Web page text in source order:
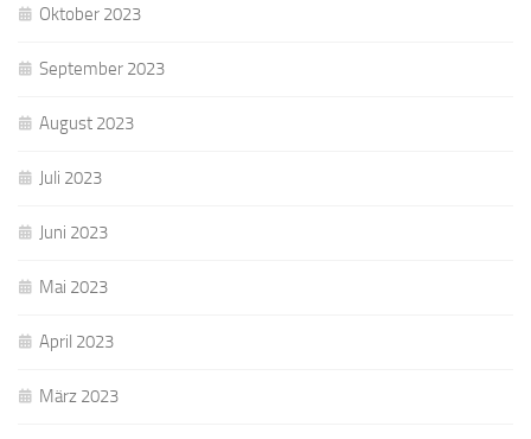
Oktober 2023
September 2023
August 2023
Juli 2023
Juni 2023
Mai 2023
April 2023
März 2023